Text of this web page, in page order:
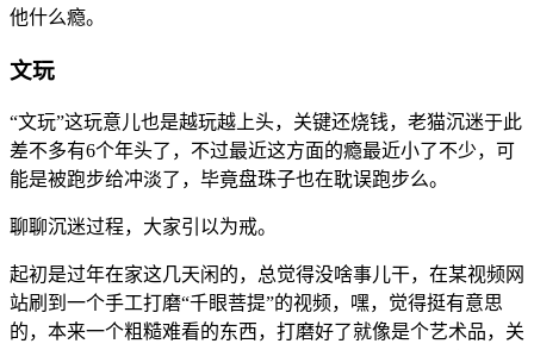
他什么瘾。
文玩
“文玩”这玩意儿也是越玩越上头，关键还烧钱，老猫沉迷于此
差不多有6个年头了，不过最近这方面的瘾最近小了不少，可
能是被跑步给冲淡了，毕竟盘珠子也在耽误跑步么。
聊聊沉迷过程，大家引以为戒。
起初是过年在家这几天闲的，总觉得没啥事儿干，在某视频网
站刷到一个手工打磨“千眼菩提”的视频，嘿，觉得挺有意思
的，本来一个粗糙难看的东西，打磨好了就像是个艺术品，关